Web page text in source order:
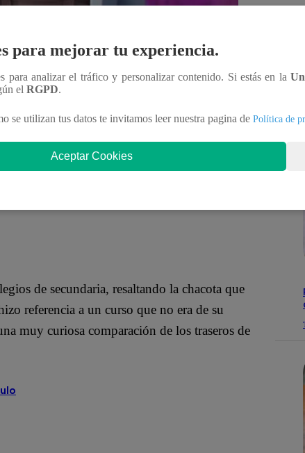
Gonzalo Revoredo, Andrés Salas, Carlos
actrices peruanas: las hermanas Celine y
a su paso por el colegio.
de secundaria, resaltando la chacota que
referencia a un curso que no era de su
muy curiosa comparación de los traseros de
para mejorar tu experiencia.
para analizar el tráfico y personalizar contenido. Si estás en la
el RGPD.
se utilizan tus datos te invitamos leer nuestra pagina de Política de
Aceptar Cookies